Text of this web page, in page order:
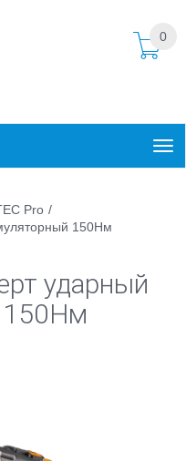
0
Pro /
150Нм
ударный
150Нм